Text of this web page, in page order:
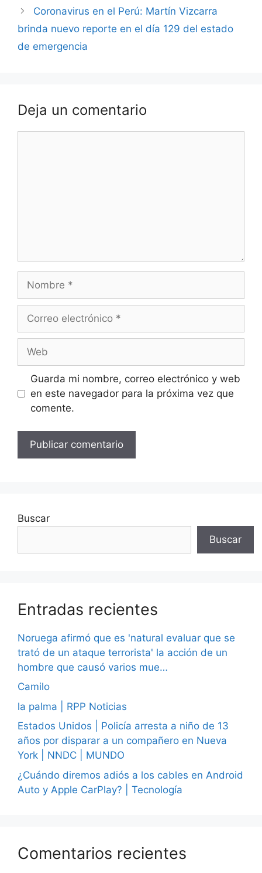
Coronavirus en el Perú: Martín Vizcarra
brinda nuevo reporte en el día 129 del estado
de emergencia
Deja un comentario
Nombre
Correo
Web
Guarda mi nombre, correo electrónico y web
en este navegador para la próxima vez que
comente.
Buscar
Buscar
Entradas recientes
Noruega afirmó que es 'natural evaluar que se
trató de un ataque terrorista' la acción de un
hombre que causó varios mue…
Camilo
la palma | RPP Noticias
Estados Unidos | Policía arresta a niño de 13
años por disparar a un compañero en Nueva
York | NNDC | MUNDO
¿Cuándo diremos adiós a los cables en Android
Auto y Apple CarPlay? | Tecnología
Comentarios recientes